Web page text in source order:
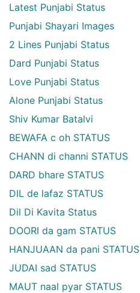
Latest Punjabi Status
Punjabi Shayari Images
2 Lines Punjabi Status
Dard Punjabi Status
Love Punjabi Status
Alone Punjabi Status
Shiv Kumar Batalvi
BEWAFA c oh STATUS
CHANN di channi STATUS
DARD bhare STATUS
DIL de lafaz STATUS
Dil Di Kavita Status
DOORI da gam STATUS
HANJUAAN da pani STATUS
JUDAI sad STATUS
MAUT naal pyar STATUS